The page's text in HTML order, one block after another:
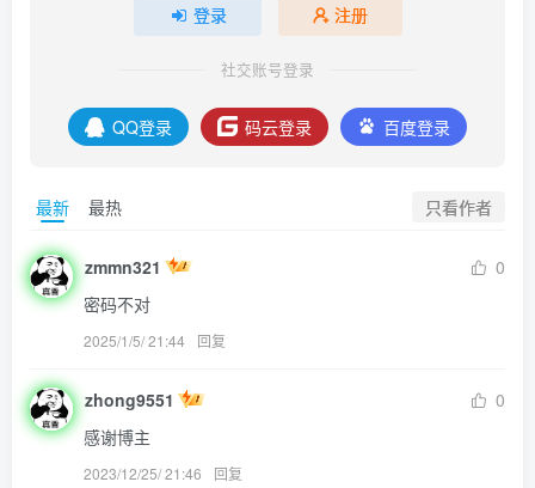
登录 注册
社交账号登录
QQ登录 码云登录 百度登录
最新 最热 只看作者
zmmn321
0
密码不对
2025/1/5/ 21:44 回复
zhong9551
0
感谢博主
2023/12/25/ 21:46 回复